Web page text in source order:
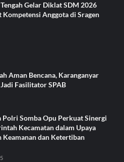
Gelar Diklat SDM 2026
Anggota di Sragen
Aman Bencana, Karanganyar
Fasilitator SPAB
Somba Opu Perkuat Sinergi
Kecamatan dalam Upaya
Keamanan dan Ketertiban